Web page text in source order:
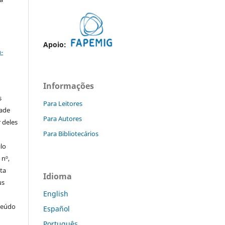
Apoio:
Informações
Para Leitores
Para Autores
Para Bibliotecários
Idioma
English
Español